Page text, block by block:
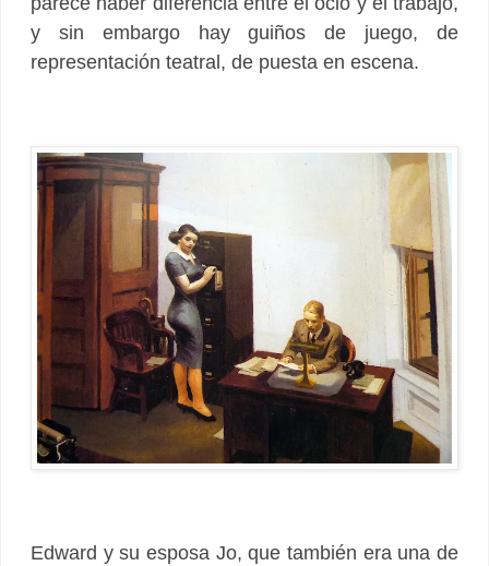
y sin embargo hay guiños de juego, de
representación teatral, de puesta en escena.
Edward y su esposa Jo, que también era una de